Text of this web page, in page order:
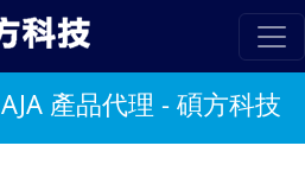
AJA 產品代理 - 碩方科技